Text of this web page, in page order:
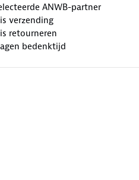
ANWB-partner
verzending
retourneren
bedenktijd